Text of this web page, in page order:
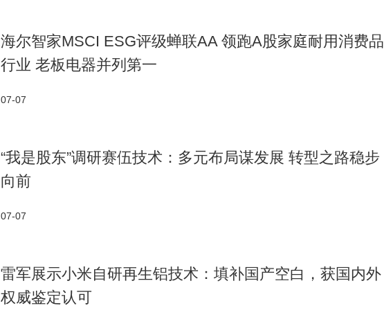
海尔智家MSCI ESG评级蝉联AA 领跑A股家庭耐用消费品
行业 老板电器并列第一
07-07
“我是股东”调研赛伍技术：多元布局谋发展 转型之路稳步
向前
07-07
雷军展示小米自研再生铝技术：填补国产空白，获国内外
权威鉴定认可